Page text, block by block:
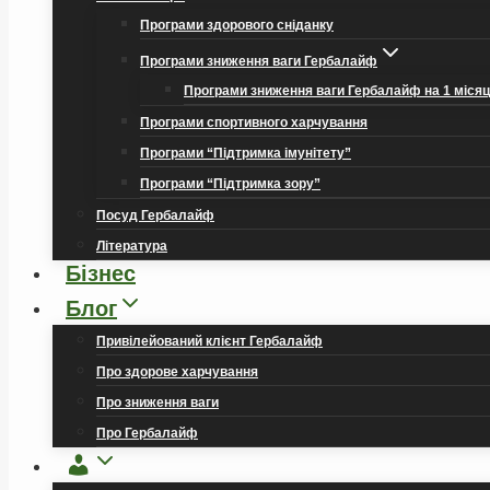
Програми здорового сніданку
Програми зниження ваги Гербалайф
Програми зниження ваги Гербалайф на 1
Програми спортивного харчування
Програми “Підтримка імунітету”
Програми “Підтримка зору”
Посуд Гербалайф
Література
Бізнес
Блог
Привілейований клієнт Гербалайф
Про здорове харчування
Про зниження ваги
Про Гербалайф
Обліковий
запис